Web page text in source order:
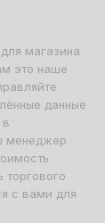
магазина
это наше
данные
менеджер
торгового
с вами для